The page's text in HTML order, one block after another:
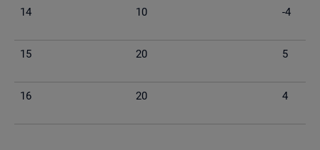
14 10 -4
15 20 5
16 20 4